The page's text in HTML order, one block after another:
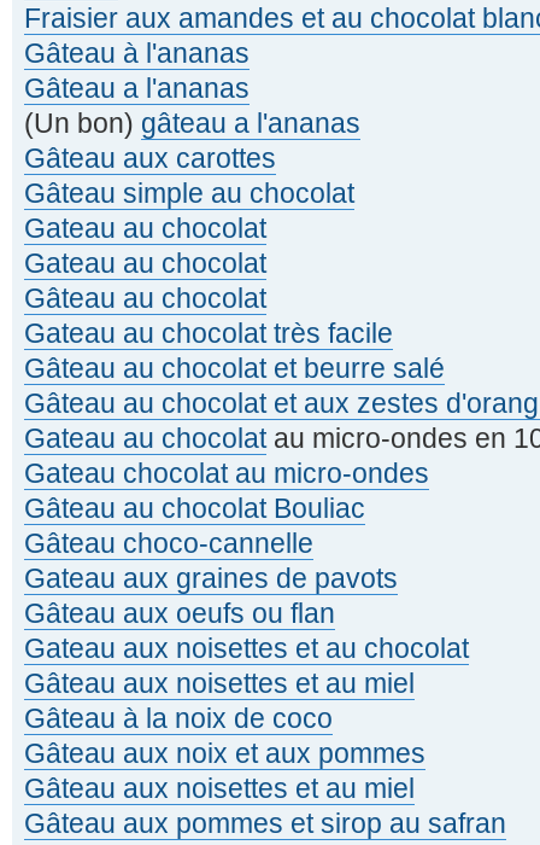
Fraisier aux amandes et au chocolat
Gâteau à l'ananas
Gâteau a l'ananas
(Un bon) gâteau a l'ananas
Gâteau aux carottes
Gâteau simple au chocolat
Gateau au chocolat
Gateau au chocolat
Gâteau au chocolat
Gateau au chocolat très facile
Gâteau au chocolat et beurre salé
Gâteau au chocolat et aux zestes
Gateau au chocolatau micro-ondes en
Gateau chocolat au micro-ondes
Gâteau au chocolat Bouliac
Gâteau choco-cannelle
Gateau aux graines de pavots
Gâteau aux oeufs ou flan
Gateau aux noisettes et au chocolat
Gâteau aux noisettes et au miel
Gâteau à la noix de coco
Gâteau aux noix et aux pommes
Gâteau aux noisettes et au miel
Gâteau aux pommes et sirop au safran